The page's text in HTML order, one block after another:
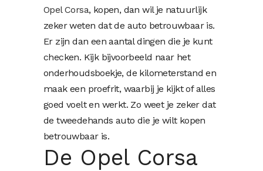
Opel Corsa, kopen, dan wil je natuurlijk
zeker weten dat de auto betrouwbaar is.
Er zijn dan een aantal dingen die je kunt
checken. Kijk bijvoorbeeld naar het
onderhoudsboekje, de kilometerstand en
maak een proefrit, waarbij je kijkt of alles
goed voelt en werkt. Zo weet je zeker dat
de tweedehands auto die je wilt kopen
betrouwbaar is.
De Opel Corsa